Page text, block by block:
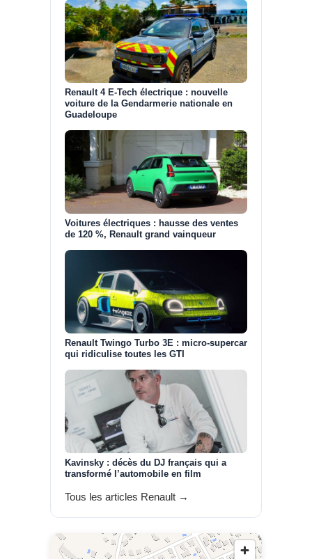
Renault 4 E-Tech électrique : nouvelle
voiture de la Gendarmerie nationale en
Guadeloupe
Voitures électriques : hausse des ventes
de 120 %, Renault grand vainqueur
Renault Twingo Turbo 3E : micro-supercar
qui ridiculise toutes les GTI
Kavinsky : décès du DJ français qui a
transformé l’automobile en film
Tous les articles Renault →